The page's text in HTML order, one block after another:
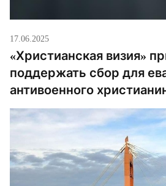
17.06.2025
«Христианская визия»
поддержать сбор для
антивоенного